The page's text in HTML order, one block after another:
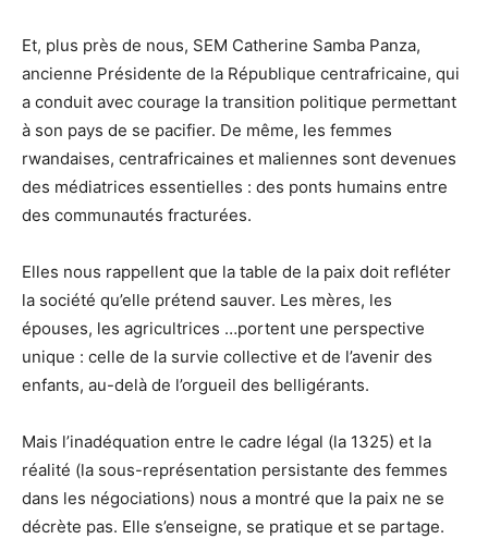
Et, plus près de nous, SEM Catherine Samba Panza,
ancienne Présidente de la République centrafricaine, qui
a conduit avec courage la transition politique permettant
à son pays de se pacifier. De même, les femmes
rwandaises, centrafricaines et maliennes sont devenues
des médiatrices essentielles : des ponts humains entre
des communautés fracturées.
Elles nous rappellent que la table de la paix doit refléter
la société qu’elle prétend sauver. Les mères, les
épouses, les agricultrices …portent une perspective
unique : celle de la survie collective et de l’avenir des
enfants, au-delà de l’orgueil des belligérants.
Mais l’inadéquation entre le cadre légal (la 1325) et la
réalité (la sous-représentation persistante des femmes
dans les négociations) nous a montré que la paix ne se
décrète pas. Elle s’enseigne, se pratique et se partage.